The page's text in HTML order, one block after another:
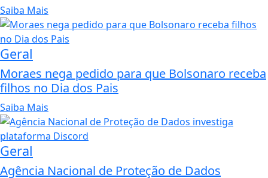
Saiba Mais
Geral
Moraes nega pedido para que Bolsonaro receba
filhos no Dia dos Pais
Saiba Mais
Geral
Agência Nacional de Proteção de Dados